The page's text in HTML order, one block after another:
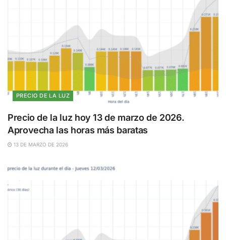
PRECIO DE LA LUZ
Precio de la luz hoy 13 de marzo de 2026.
Aprovecha las horas más baratas
13 DE MARZO DE 2026